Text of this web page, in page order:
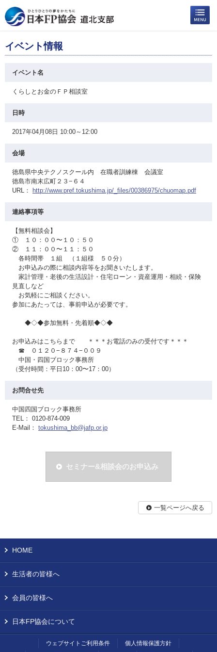
イベント情報
イベント名
くらしとお金のＦＰ相談室
日時
2017年04月08日 10:00～12:00
会場
徳島県中央テクノスクール内 在職者訓練棟 会議室
徳島市南末広町２３−６４
URL：
http://www.pref.tokushima.jp/_files/00386975/chuomap.pdf
連絡事項等
【無料相談会】
① １０：００〜１０：５０
② １１：００〜１１：５０
各時間帯 １組 （１組様 ５０分）
お申込みの際に相談内容等をお聞きいたします。
家計管理・老後の生活設計・住宅ローン・資産運用・相続・保険
見直しなど
お気軽にご相談ください。
参加にあたっては、事前申込が必要です。
◆◇◆参加無料・先着順◆◇◆
お申込みはこちらまで ＊＊＊お電話のみの受付です＊＊＊
☎ ０１２０−８７４−００９
中国・四国ブロック事務所
（受付時間：平日10：00〜17：00）
お問合せ先
中国四国ブロック事務所
TEL： 0120-874-009
E-Mail： tokushima_bb@jafp.or.jp
セミナー&相談会のお申込み
一覧ページへ戻る
HOME
生活者の皆様へ
会員の皆様へ
日本FP協会について
ウェブサイトご利用条件 個人情報保護方針